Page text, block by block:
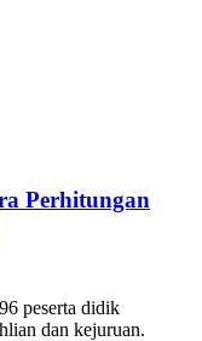
Perhitungan
peserta didik
dan kejuruan.